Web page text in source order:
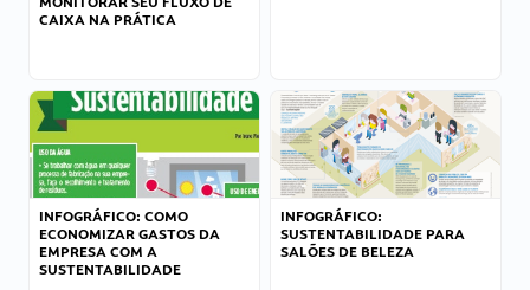
CAIXA NA PRÁTICA
INFOGRÁFICO: COMO
ECONOMIZAR GASTOS DA
EMPRESA COM A
SUSTENTABILIDADE
INFOGRÁFICO:
SUSTENTABILIDADE PARA
SALÕES DE BELEZA